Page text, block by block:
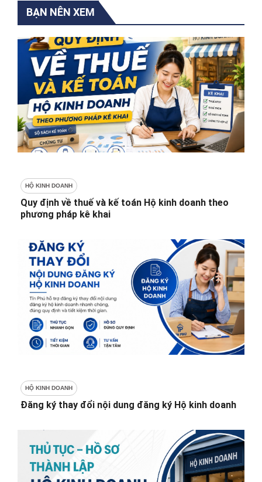
BẠN NÊN XEM
HỘ KINH DOANH
Quy định về thuế và kế toán Hộ kinh doanh theo
phương pháp kê khai
HỘ KINH DOANH
Đăng ký thay đổi nội dung đăng ký Hộ kinh doanh